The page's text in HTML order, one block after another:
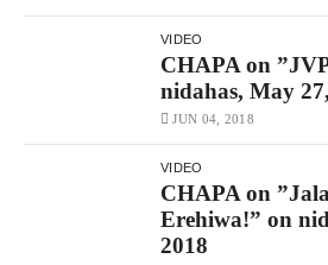
VIDEO
CHAPA on
nidahas, May
JUN 04, 2018
VIDEO
CHAPA on
Erehiwa!” on
2018